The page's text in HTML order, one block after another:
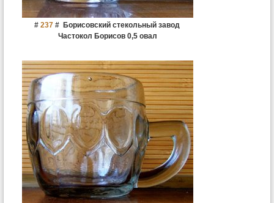
# 237#
Борисовский стекольный завод
Частокол Борисов 0,5 овал